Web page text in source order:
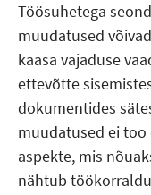
Töösuhetega
muudatused
kaasa vajaduse
ettevõtte
dokumentides
muudatused ei too
aspekte, mis
nähtub